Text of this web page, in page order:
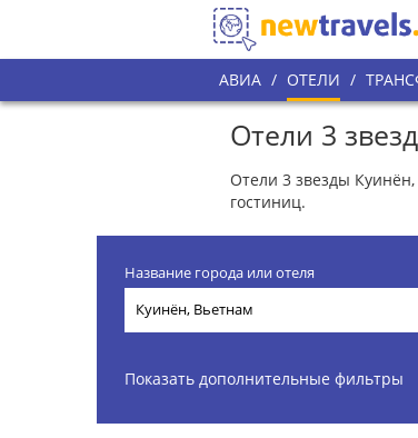
АВИА / ОТЕЛИ /
Отели 3
Отели 3 звезды
гостиниц.
Название города или отеля
Показать дополнительные фильтры